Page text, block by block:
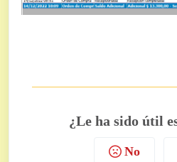
¿Le ha sido útil
No